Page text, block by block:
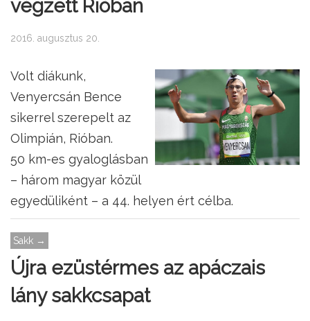
végzett Rióban
2016. augusztus 20.
Volt diákunk,
Venyercsán Bence
sikerrel szerepelt az
Olimpián, Rióban.
50 km-es gyaloglásban
– három magyar közül
egyedüliként – a 44. helyen ért célba.
Sakk →
Újra ezüstérmes az apáczais
lány sakkcsapat